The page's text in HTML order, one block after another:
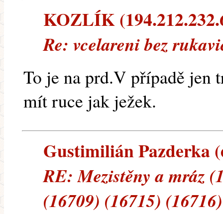
KOZLÍK
Re: vcelareni bez
To je na prd.V případě jen
mít ruce jak ježek.
Gustimilián Pazderka
RE: Mezistěny a mráz
(16709) (16715) (16716)